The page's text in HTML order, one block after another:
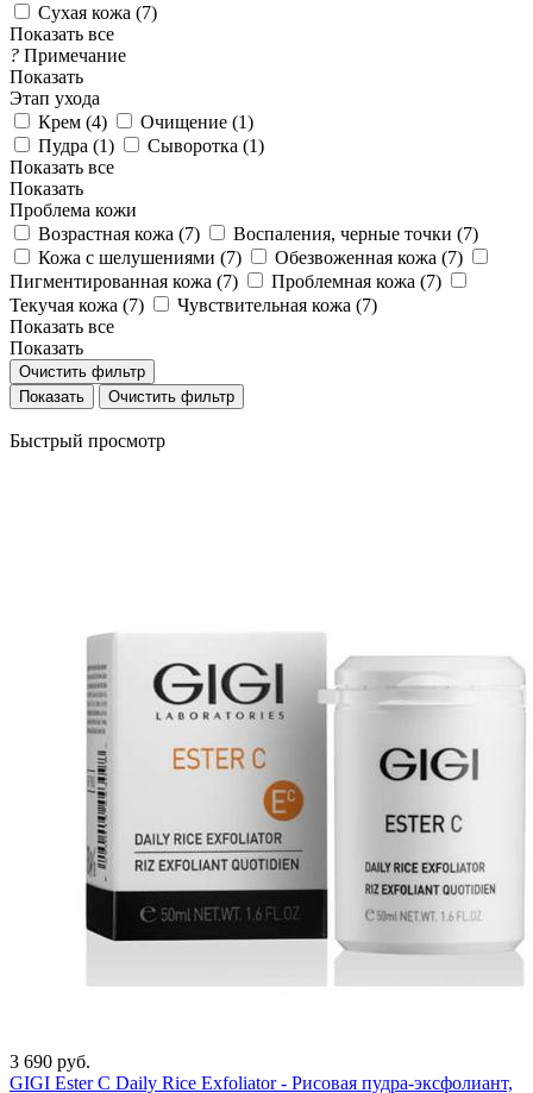
Сухая кожа (7)
Показать все
? Примечание
Показать
Этап ухода
Крем (4) Очищение (1)
Пудра (1) Сыворотка (1)
Показать все
Показать
Проблема кожи
Возрастная кожа (7) Воспаления, черные точки (7)
Кожа с шелушениями (7) Обезвоженная кожа (7)
Пигментированная кожа (7) Проблемная кожа (7)
Текучая кожа (7) Чувствительная кожа (7)
Показать все
Показать
Очистить фильтр
Очистить фильтр
Быстрый просмотр
3 690 руб.
GIGI Ester C Daily Rice Exfoliator - Рисовая пудра-эксфолиант,